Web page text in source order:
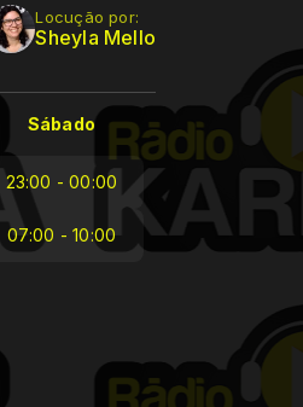
Locução por:
Sheyla Mello
Sábado
23:00 - 00:00
07:00 - 10:00